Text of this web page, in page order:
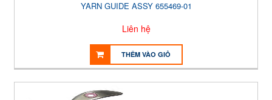
YARN GUIDE ASSY 655469-01
Liên hệ
THÊM VÀO GIỎ